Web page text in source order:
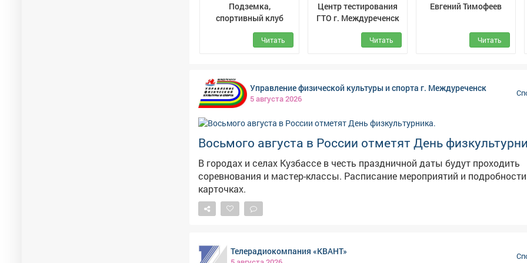
Подземка,
спортивный клуб
Читать
Центр тестирования
ГТО г. Междуреченск
Читать
Евгений Тимофеев
Читать
Управление физической культуры и спорта г. Междуреченск
5 августа 2026
Восьмого августа в России отметят День
В городах и селах Кузбассе в честь праздничной даты будут проходить
соревнования и мастер-классы. Расписание мероприятий и подробности - в наших
карточках.
Телерадиокомпания «КВАНТ»